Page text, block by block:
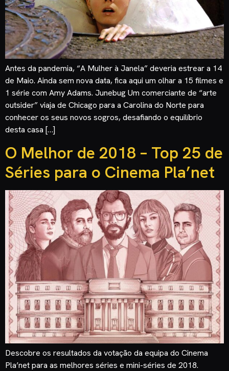
Antes da pandemia, “A Mulher à Janela” deveria estrear a 14
de Maio. Ainda sem nova data, fica aqui um olhar a 15 filmes e
1 série com Amy Adams. Junebug Um comerciante de “arte
outsider” viaja de Chicago para a Carolina do Norte para
conhecer os seus novos sogros, desafiando o equilíbrio
desta casa […]
O Melhor de 2018 – Top 25 de
Séries para o Cinema Pla’net
Descobre os resultados da votação da equipa do Cinema
Pla’net para as melhores séries e mini-séries de 2018.